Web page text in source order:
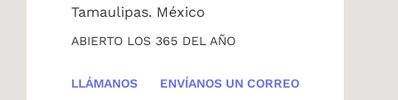
Tamaulipas. México
ABIERTO LOS 365 DEL AÑO
LLÁMANOS ENVÍANOS UN CORREO